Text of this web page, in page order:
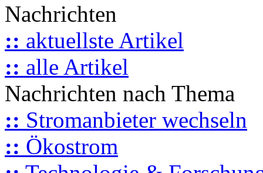
Nachrichten
:: aktuellste Artikel
:: alle Artikel
Nachrichten nach Thema
:: Stromanbieter wechseln
:: Ökostrom